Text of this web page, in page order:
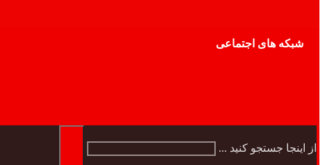
شبکه های اجتماعی
از اینجا جستجو کنید ...